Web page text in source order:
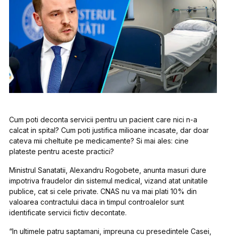
Cum poti deconta servicii pentru un pacient care nici n-a
calcat in spital? Cum poti justifica milioane incasate, dar doar
cateva mii cheltuite pe medicamente? Si mai ales: cine
plateste pentru aceste practici?
Ministrul Sanatatii, Alexandru Rogobete, anunta masuri dure
impotriva fraudelor din sistemul medical, vizand atat unitatile
publice, cat si cele private. CNAS nu va mai plati 10% din
valoarea contractului daca in timpul controalelor sunt
identificate servicii fictiv decontate.
“In ultimele patru saptamani, impreuna cu presedintele Casei,